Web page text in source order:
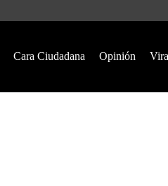
Cara Ciudadana Opinión